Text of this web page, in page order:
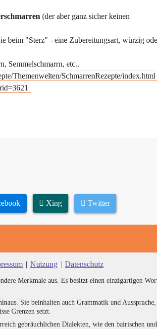
(der aber ganz sicher keinen
beim "Sterz" - eine Zubereitungsart, würzig
Semmelschmarrn, etc..
Themenwelten/SchmarrenRezepte/index.html
Xing Twitter
| Nutzung | Datenschutz
Merkmale aus. Es besitzt einen einzigartigen
Sie beinhalten auch Grammatik und
Grenzen setzt.
gebräuchlichen Dialekten, wie den bairischen